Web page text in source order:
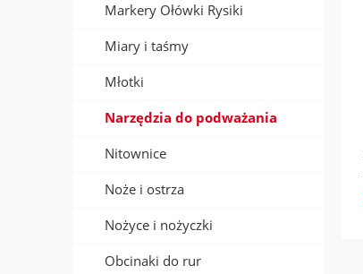
Markery Ołówki Rysiki
Miary i taśmy
Młotki
Narzędzia do podważania
Nitownice
Noże i ostrza
Nożyce i nożyczki
Obcinaki do rur